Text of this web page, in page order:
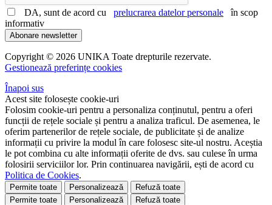
DA, sunt de acord cu prelucrarea datelor personale în scop
informativ
Abonare newsletter
Copyright © 2026 UNIKA Toate drepturile rezervate.
Gestionează preferințe cookies
Înapoi sus
Acest site folosește cookie-uri
Folosim cookie-uri pentru a personaliza conținutul, pentru a oferi
funcții de rețele sociale și pentru a analiza traficul. De asemenea, le
oferim partenerilor de rețele sociale, de publicitate și de analize
informații cu privire la modul în care folosesc site-ul nostru. Aceștia
le pot combina cu alte informații oferite de dvs. sau culese în urma
folosirii serviciilor lor. Prin continuarea navigării, ești de acord cu
Politica de Cookies.
Permite toate Personalizează
Refuză toate
Permite toate
Personalizează
Refuză toate